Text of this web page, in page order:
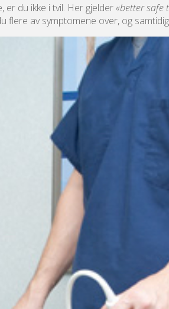
er du ikke i tvil. Her gjelder«better safe
av symptomene over, og